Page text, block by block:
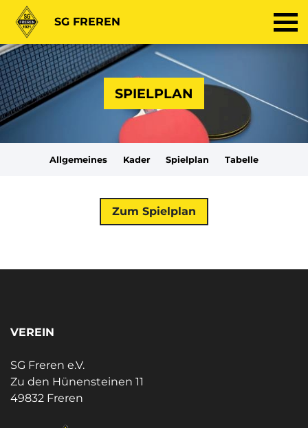
SG FREREN
SPIELPLAN
Allgemeines Kader Spielplan Tabelle
Zum Spielplan
VEREIN
SG Freren e.V.
Zu den Hünensteinen 11
49832 Freren